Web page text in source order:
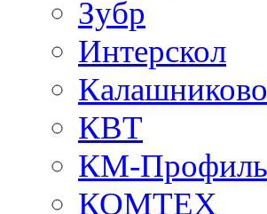
Зубр
Интерскол
Калашниково
КВТ
КМ-Профиль
КОМТЕХ